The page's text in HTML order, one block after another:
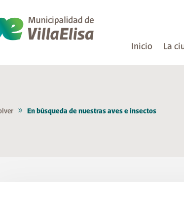
Inicio La
En búsqueda de nuestras aves e insectos